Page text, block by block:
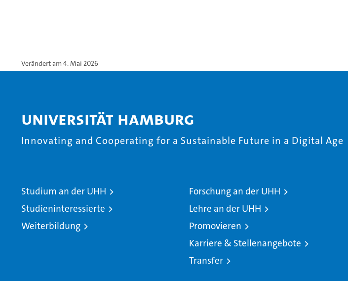
Verändert am 4. Mai 2026
Universität Hamburg
Innovating and Cooperating for a Sustainable Future in a Digital Age
Studium an der UHH
Studieninteressierte
Weiterbildung
Forschung an der UHH
Lehre an der UHH
Promovieren
Karriere & Stellenangebote
Transfer